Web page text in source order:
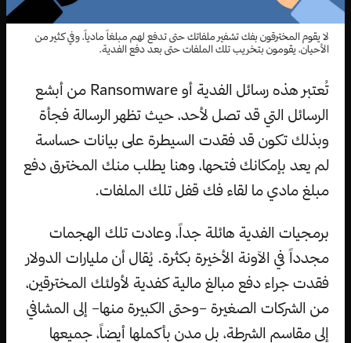
لا يقوم المخترقون بفك تشفير ملفاتك حتى تدفع لهم مبلغاً مادياً، وفي كثير من
الأحيان، يقومون بتخريب تلك الملفات حتى بعد دفع الفدية.
تُعتبر هذه رسائل الفدية أو Ransomware من أبشع
الرسائل التي قد تصل لأحد، حيث تظهر الرسالة فجأة
وبذلك تكون قد فقدت السيطرة على بيانات حساسة
لم يعد بإمكانك فتحها، وهنا يطلب منك المخترق دفع
مبلغ مادي ما لقاء فك قفل تلك الملفات.
برمجيات الفدية هائلة جداً، وعادت تلك الهجمات
مجدداً في الآونة الأخيرة بكثرة. يُقال أن مليارات الدولار
فقدت جراء دفع مبالغ مالية كفدية لأولئك المخترقين،
من الشركات الصغيرة –وحتى الكبيرة منها– إلى المشافي
إلى مقاسم الشرطة، بل مدن بأكملها أيضاً، جميعها